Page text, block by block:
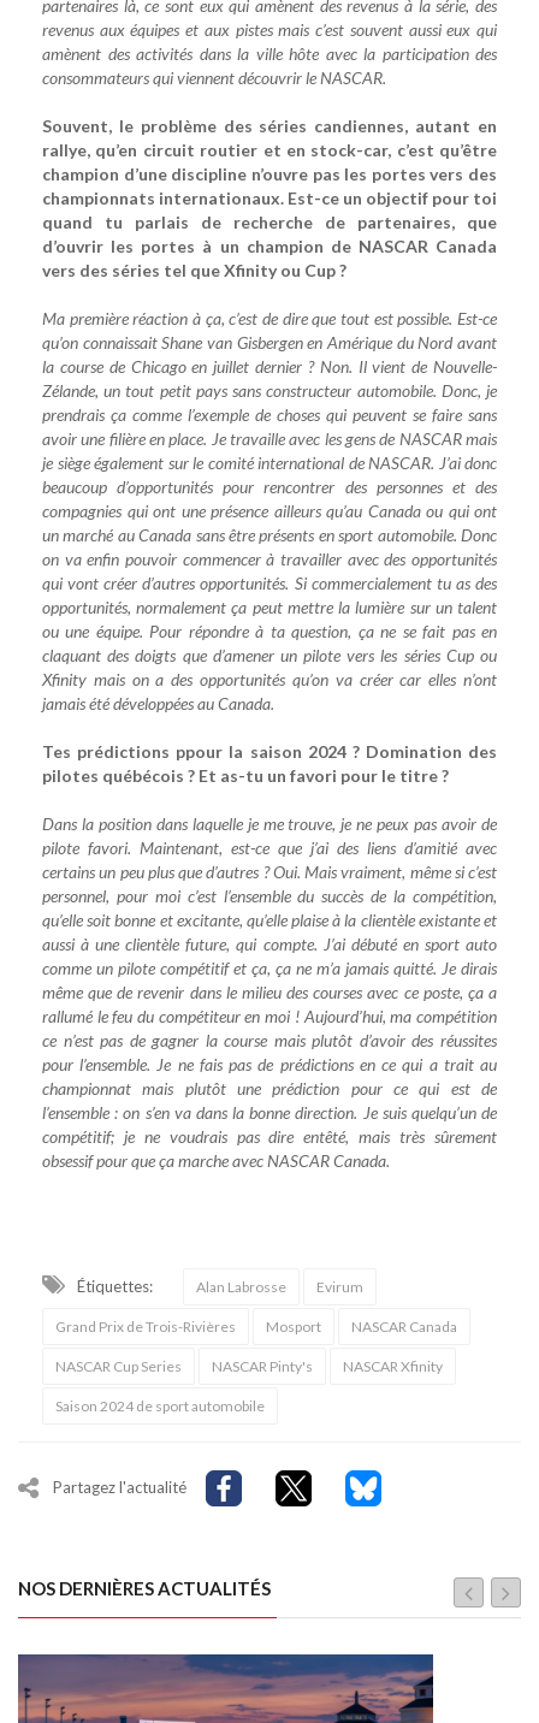
partenaires là, ce sont eux qui amènent des revenus à la série, des
revenus aux équipes et aux pistes mais c’est souvent aussi eux qui
amènent des activités dans la ville hôte avec la participation des
consommateurs qui viennent découvrir le NASCAR.
Souvent, le problème des séries candiennes, autant en
rallye, qu’en circuit routier et en stock-car, c’est qu’être
champion d’une discipline n’ouvre pas les portes vers des
championnats internationaux. Est-ce un objectif pour toi
quand tu parlais de recherche de partenaires, que
d’ouvrir les portes à un champion de NASCAR Canada
vers des séries tel que Xfinity ou Cup ?
Ma première réaction à ça, c’est de dire que tout est possible. Est-ce
qu’on connaissait Shane van Gisbergen en Amérique du Nord avant
la course de Chicago en juillet dernier ? Non. Il vient de Nouvelle-
Zélande, un tout petit pays sans constructeur automobile. Donc, je
prendrais ça comme l’exemple de choses qui peuvent se faire sans
avoir une filière en place. Je travaille avec les gens de NASCAR mais
je siège également sur le comité international de NASCAR. J’ai donc
beaucoup d’opportunités pour rencontrer des personnes et des
compagnies qui ont une présence ailleurs qu’au Canada ou qui ont
un marché au Canada sans être présents en sport automobile. Donc
on va enfin pouvoir commencer à travailler avec des opportunités
qui vont créer d’autres opportunités. Si commercialement tu as des
opportunités, normalement ça peut mettre la lumière sur un talent
ou une équipe. Pour répondre à ta question, ça ne se fait pas en
claquant des doigts que d’amener un pilote vers les séries Cup ou
Xfinity mais on a des opportunités qu’on va créer car elles n’ont
jamais été développées au Canada.
Tes prédictions ppour la saison 2024 ? Domination des
pilotes québécois ? Et as-tu un favori pour le titre ?
Dans la position dans laquelle je me trouve, je ne peux pas avoir de
pilote favori. Maintenant, est-ce que j’ai des liens d’amitié avec
certains un peu plus que d’autres ? Oui. Mais vraiment, même si c’est
personnel, pour moi c’est l’ensemble du succès de la compétition,
qu’elle soit bonne et excitante, qu’elle plaise à la clientèle existante et
aussi à une clientèle future, qui compte. J’ai débuté en sport auto
comme un pilote compétitif et ça, ça ne m’a jamais quitté. Je dirais
même que de revenir dans le milieu des courses avec ce poste, ça a
rallumé le feu du compétiteur en moi ! Aujourd’hui, ma compétition
ce n’est pas de gagner la course mais plutôt d’avoir des réussites
pour l’ensemble. Je ne fais pas de prédictions en ce qui a trait au
championnat mais plutôt une prédiction pour ce qui est de
l’ensemble : on s’en va dans la bonne direction. Je suis quelqu’un de
compétitif; je ne voudrais pas dire entêté, mais très sûrement
obsessif pour que ça marche avec NASCAR Canada.
Étiquettes: Alan Labrosse Evirum
Grand Prix de Trois-Rivières Mosport NASCAR Canada
NASCAR Cup Series NASCAR Pinty's NASCAR Xfinity
Saison 2024 de sport automobile
Partagez l'actualité
NOS DERNIÈRES ACTUALITÉS